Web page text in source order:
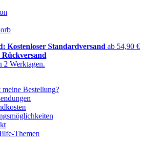
Kostenloser Standardversand ab 54,90 €
Rückversand
2 Werktagen.
meine Bestellung?
Themen